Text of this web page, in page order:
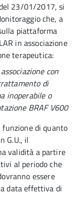
23/01/2017, si
che, a
piattaforma
in associazione
terapeutica:
con
di
inoperabile o
BRAF V600
di quanto
G.U., il
validità a partire
al periodo che
essere
data effettiva di